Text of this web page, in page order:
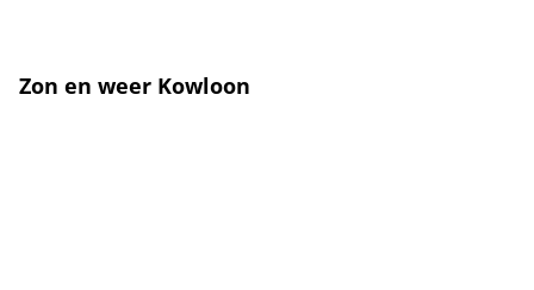
Zon en weer Kowloon